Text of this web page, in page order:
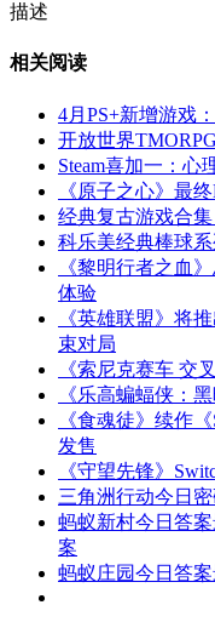
描述
相关阅读
4月PS+新增游戏
开放世界
Steam喜加一：心
《原子之心》最
经典复古游戏合
科乐美经典棒球系
《黎明行者之血
体验
《英雄联盟》将
束对局
《索尼克赛车 交
《乐高蝙蝠侠：
《食魂徒》续作
发售
《守望先锋》
三角洲行动今日
蚂蚁新村今日答
案
蚂蚁庄园今日答